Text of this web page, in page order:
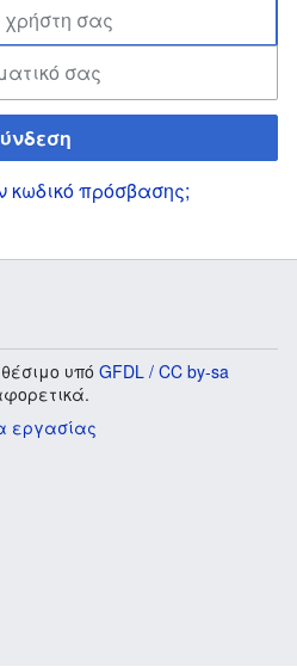
πρόσβασης;
υπό GFDL / CC by-sa
εργασίας